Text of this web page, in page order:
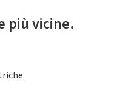
più vicine.